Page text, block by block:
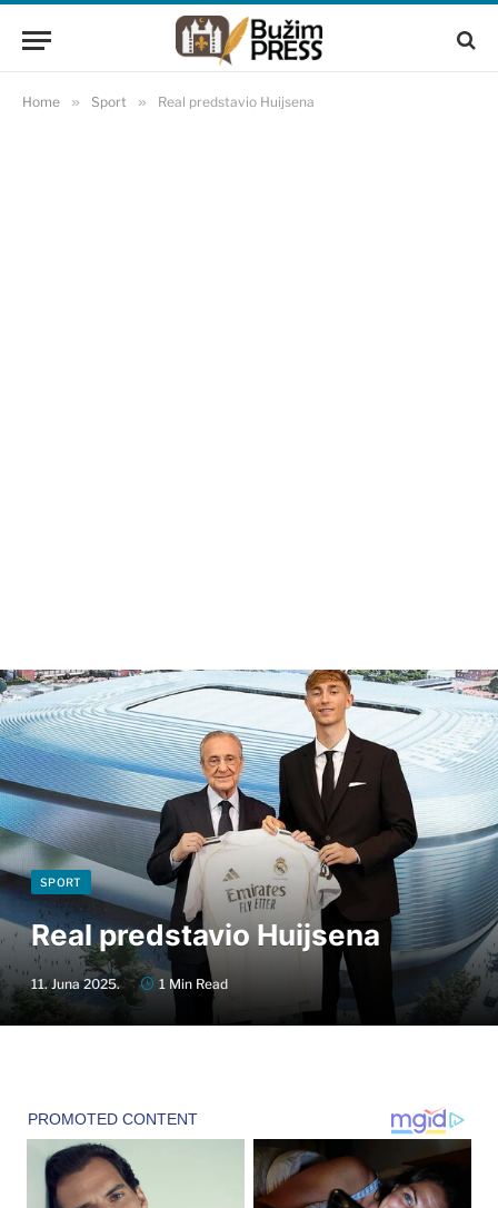
Home » Sport » Real predstavio Huijsena
SPORT
Real predstavio Huijsena
11. Juna 2025. 1 Min Read